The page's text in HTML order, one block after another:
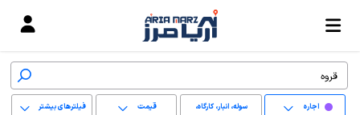
اجاره سوله، انبار، کارگاه، قیمت فیلترهای بیشتر